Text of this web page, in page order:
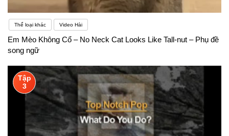
Thể loại khác Video Hài
Em Mèo Không Cổ – No Neck Cat Looks Like Tall-nut – Phụ đề
song ngữ
Tập
3